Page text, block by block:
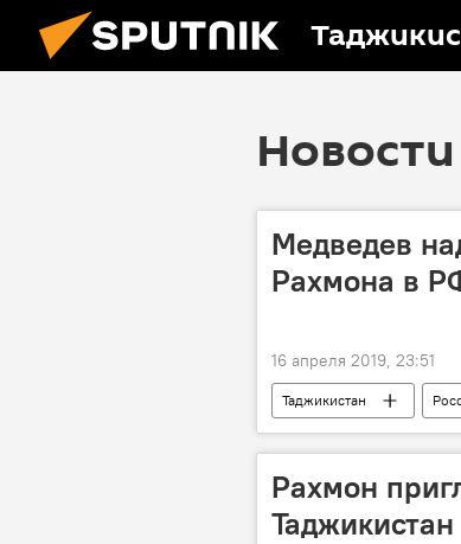
Медведев
Рахмона в
16 апреля 2019, 23:51
Таджикистан
Рахмон
Таджикистан